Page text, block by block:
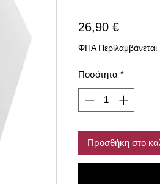
26,90 €Τιμή
ΦΠΑ Περιλαμβάνεται
Ποσότητα *
Προσθήκη στο